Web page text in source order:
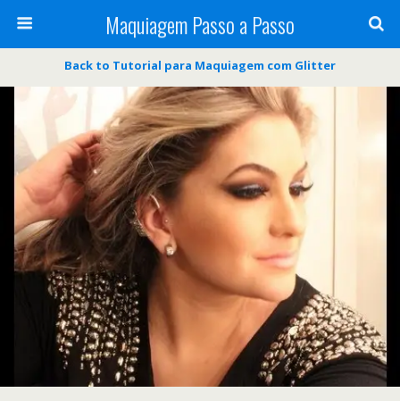
Maquiagem Passo a Passo
Back to Tutorial para Maquiagem com Glitter